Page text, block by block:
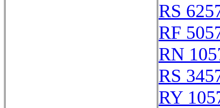
RS
RF
RN
RS
RY